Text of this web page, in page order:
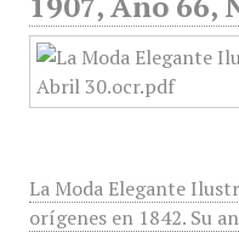
La Moda Elegante
orígenes en 1842. Su